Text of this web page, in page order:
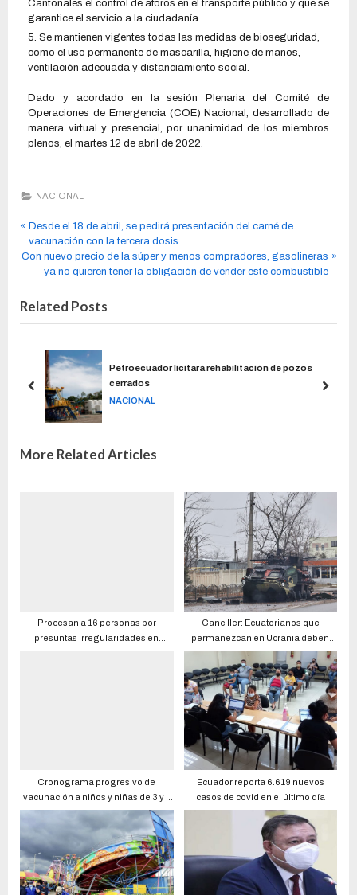
Cantonales el control de aforos en el transporte público y que se
garantice el servicio a la ciudadanía.
Se mantienen vigentes todas las medidas de bioseguridad,
como el uso permanente de mascarilla, higiene de manos,
ventilación adecuada y distanciamiento social.
Dado y acordado en la sesión Plenaria del Comité de
Operaciones de Emergencia (COE) Nacional, desarrollado de
manera virtual y presencial, por unanimidad de los miembros
plenos, el martes 12 de abril de 2022.
NACIONAL
Desde el 18 de abril, se pedirá presentación del carné de
vacunación con la tercera dosis
Con nuevo precio de la súper y menos compradores, gasolineras
ya no quieren tener la obligación de vender este combustible
Related Posts
Petroecuador licitará rehabilitación de pozos
cerrados
NACIONAL
More Related Articles
Procesan a 16 personas por
presuntas irregularidades en
Canciller: Ecuatorianos que
permanezcan en Ucrania deben
firmar carta
Cronograma progresivo de
vacunación a niños y niñas de 3 y 4
años
Ecuador reporta 6.619 nuevos
casos de covid en el último día